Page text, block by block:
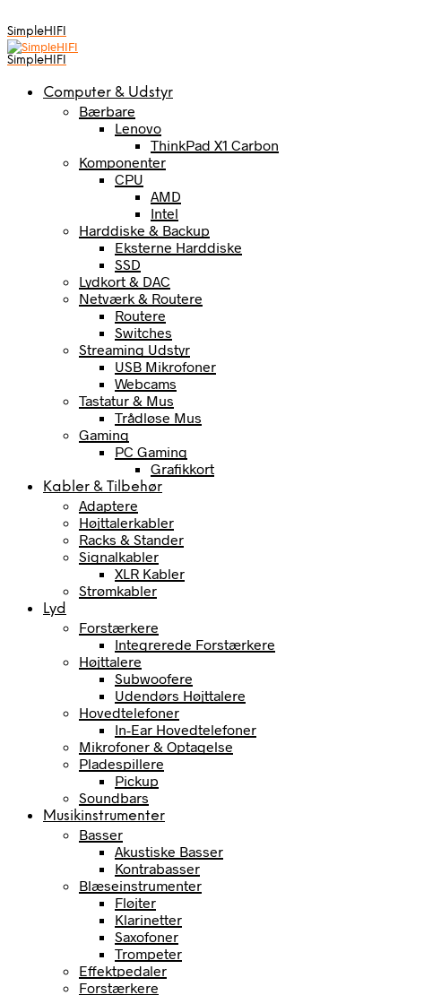
SimpleHIFI
SimpleHIFI
Computer & Udstyr
Bærbare
Lenovo
ThinkPad X1 Carbon
Komponenter
CPU
AMD
Intel
Harddiske & Backup
Eksterne Harddiske
SSD
Lydkort & DAC
Netværk & Routere
Routere
Switches
Streaming Udstyr
USB Mikrofoner
Webcams
Tastatur & Mus
Trådløse Mus
Gaming
PC Gaming
Grafikkort
Kabler & Tilbehør
Adaptere
Højttalerkabler
Racks & Stander
Signalkabler
XLR Kabler
Strømkabler
Lyd
Forstærkere
Integrerede Forstærkere
Højttalere
Subwoofere
Udendørs Højttalere
Hovedtelefoner
In-Ear Hovedtelefoner
Mikrofoner & Optagelse
Pladespillere
Pickup
Soundbars
Musikinstrumenter
Basser
Akustiske Basser
Kontrabasser
Blæseinstrumenter
Fløjter
Klarinetter
Saxofoner
Trompeter
Effektpedaler
Forstærkere